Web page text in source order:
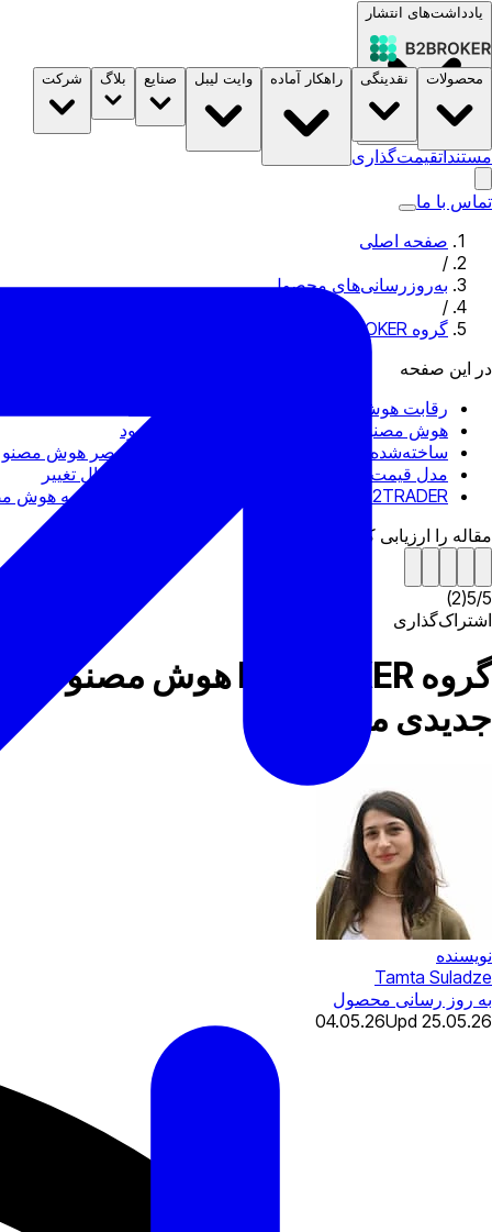
یادداشت‌های انتشار
مستنداتقیمت‌گذاری
محصولات نقدینگی راهکار آماده وایت لیبل صنایع بلاگ شرکت
تماس با ما
صفحه اصلی
/
به‌روزرسانی‌های محصول
/
گروه B2BROKER هوش مصنوعی را در قلب B2TRADER قرار می‌دهد، در حالی که فناوری وارد عصر جدیدی می‌شود
در این صفحه
رقابت هوش مصنوعی به فین‌تک رسیده است
هوش مصنوعی وارد ترمینال معاملاتی می‌شود
ساخته‌شده برای کارگزارانی که می‌خواهند در عصر هوش
مدل قیمت‌گذاری انعطاف‌پذیرتر برای بازاری در حال تغییر
B2TRADER: از پلتفرم چند دارایی تا زیرساخت مجهز به هوش مصنوعی
مقاله را ارزیابی کن
5/5
(
2
)
اشتراک‌گذاری
جدیدی می‌شود
نویسنده
Tamta Suladze
به روز رسانی محصول
04.05.26Upd 25.05.26